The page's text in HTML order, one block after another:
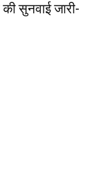
सुनवाई जारी-